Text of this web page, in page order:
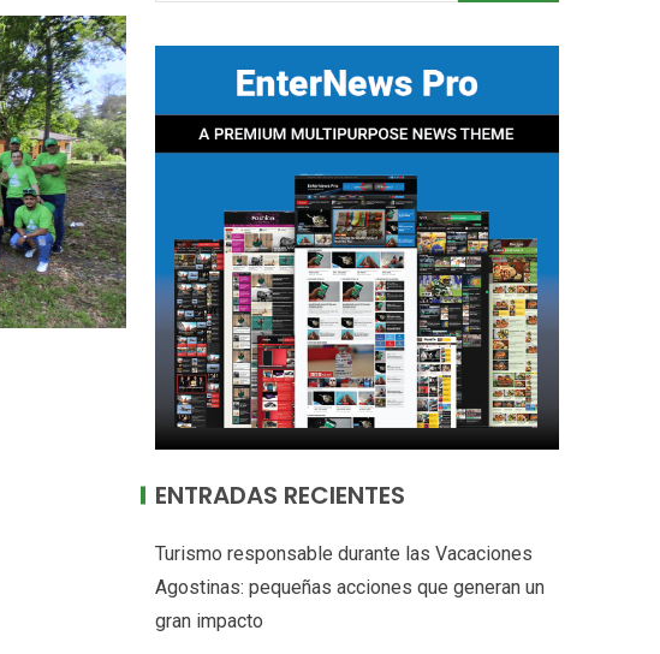
ENTRADAS RECIENTES
Turismo responsable durante las Vacaciones
Agostinas: pequeñas acciones que generan un
gran impacto